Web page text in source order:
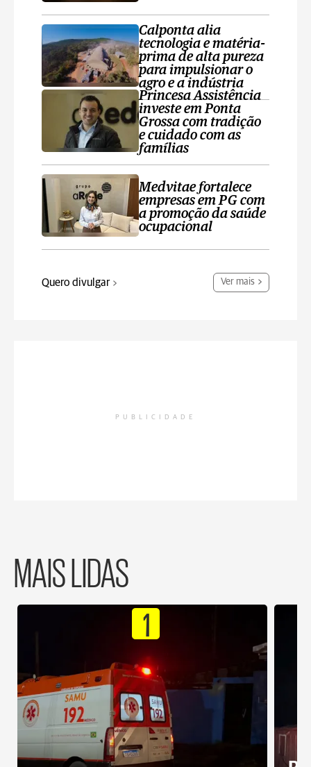
Calponta alia
tecnologia e matéria-
prima de alta pureza
para impulsionar o
agro e a indústria
Princesa Assistência
investe em Ponta
Grossa com tradição
e cuidado com as
famílias
Medvitae fortalece
empresas em PG com
a promoção da saúde
ocupacional
Quero divulgar Ver mais
PUBLICIDADE
MAIS LIDAS
1